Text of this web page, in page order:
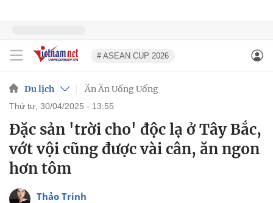
# ASEAN CUP 2026
Du lịch Ăn Ăn Uống Uống
thứ tư, 30/04/2025 - 13:55
Đặc sản 'trời cho' độc lạ ở Tây Bắc,
vớt vội cũng được vài cân, ăn ngon
hơn tôm
Thảo Trinh